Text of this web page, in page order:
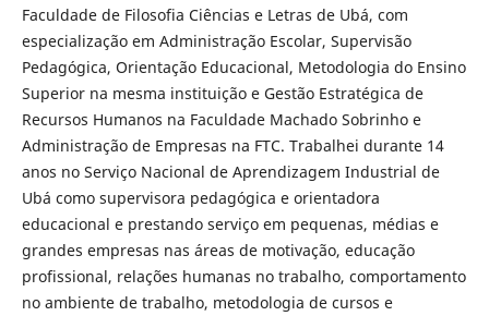
Faculdade de Filosofia Ciências e Letras de Ubá, com
especialização em Administração Escolar, Supervisão
Pedagógica, Orientação Educacional, Metodologia do Ensino
Superior na mesma instituição e Gestão Estratégica de
Recursos Humanos na Faculdade Machado Sobrinho e
Administração de Empresas na FTC. Trabalhei durante 14
anos no Serviço Nacional de Aprendizagem Industrial de
Ubá como supervisora pedagógica e orientadora
educacional e prestando serviço em pequenas, médias e
grandes empresas nas áreas de motivação, educação
profissional, relações humanas no trabalho, comportamento
no ambiente de trabalho, metodologia de cursos e